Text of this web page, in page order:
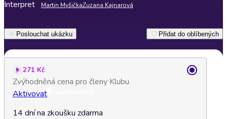
Interpret Martin MyšičkaZuzana Kajnarová
Poslouchat ukázku Přidat do oblíbených
271 Kč
Zvýhodněná cena pro členy Klubu
Aktivovat
14 dní na zkoušku zdarma